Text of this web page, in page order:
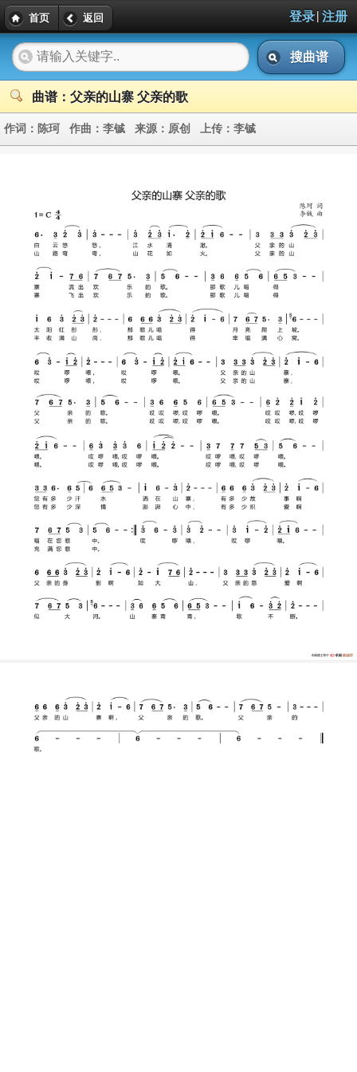
首页 返回 登录| 注册
搜曲谱
曲谱：父亲的山寨 父亲的歌
作词： 陈珂 作曲： 李铖 来源： 原创 上传： 李铖